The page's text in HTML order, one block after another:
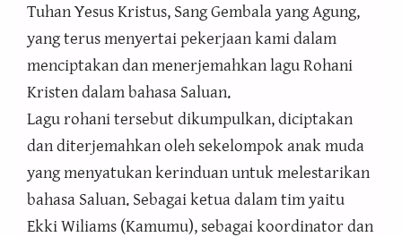
Tuhan Yesus Kristus, Sang Gembala yang Agung,
yang terus menyertai pekerjaan kami dalam
menciptakan dan menerjemahkan lagu Rohani
Kristen dalam bahasa Saluan.
Lagu rohani tersebut dikumpulkan, diciptakan
dan diterjemahkan oleh sekelompok anak muda
yang menyatukan kerinduan untuk melestarikan
bahasa Saluan. Sebagai ketua dalam tim yaitu
Ekki Wiliams (Kamumu), sebagai koordinator dan